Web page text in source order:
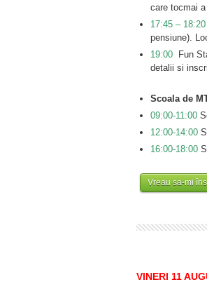
care tocmai
17:45 – 18:20
pensiune).
19:00Fun
detalii si
Scoala de
09:00-11:00
12:00-14:00
16:00-18:00
Vreau sa-mi
VINERI 11